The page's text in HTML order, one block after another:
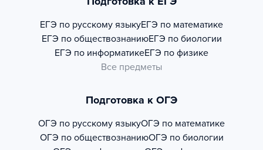
ЕГЭ по русскому языкуЕГЭ по математике
ЕГЭ по обществознаниюЕГЭ по биологии
ЕГЭ по информатикеЕГЭ по физике
Все предметы
Подготовка к ОГЭ
ОГЭ по русскому языкуОГЭ по математике
ОГЭ по обществознаниюОГЭ по биологии